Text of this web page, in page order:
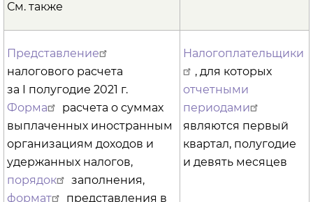
См. также
Представление
налогового расчета
за I полугодие 2021 г.
Форма
расчета о суммах
выплаченных иностранным
организациям доходов и
удержанных налогов,
порядок
заполнения,
формат
представления в
Налогоплательщики
, для которых
отчетными
периодами
являются первый
квартал, полугодие
и девять месяцев